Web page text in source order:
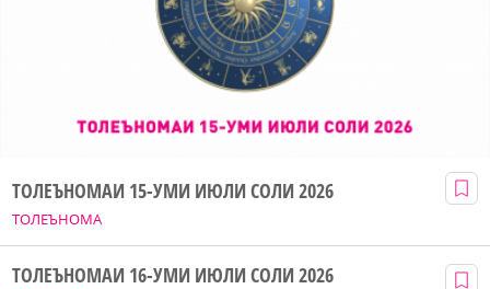
ТОЛЕЪНОМА
ТОЛЕЪНОМАИ 15-УМИ ИЮЛИ СОЛИ 2026
ТОЛЕЪНОМАИ 16-УМИ ИЮЛИ СОЛИ 2026